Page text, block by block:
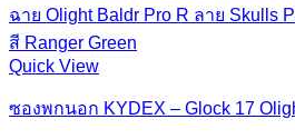
Quick View
ซองพกนอก KYDEX – Glock 17